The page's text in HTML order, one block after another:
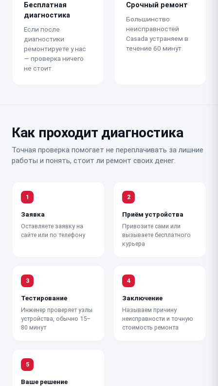
Бесплатная
диагностика
Если после
диагностики
ремонтируете у нас
— проверка ничего
не стоит.
Срочный ремонт
Большинство
неисправностей
Casada устраняем в
течение 60 минут.
Как проходит диагностика
Точная проверка помогает не переплачивать за лишние
работы и понять, стоит ли ремонт своих денег.
1
Заявка
Оставляете заявку на
сайте или по телефону
2
Приём устройства
Привозите сами или
вызываете бесплатного
курьера
3
Тестирование
Инженер проверяет узлы
устройства, обычно 15–
80 минут
4
Заключение
Называем причину
неисправности и точную
стоимость ремонта
5
Ваше решение